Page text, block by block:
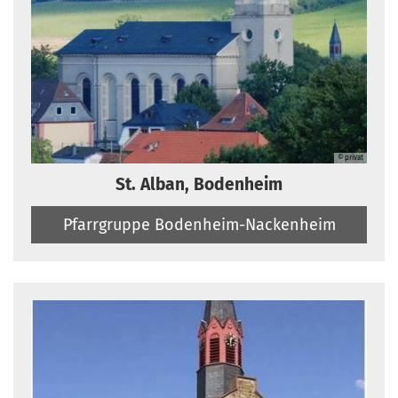
© privat
St. Alban, Bodenheim
Pfarrgruppe Bodenheim-Nackenheim